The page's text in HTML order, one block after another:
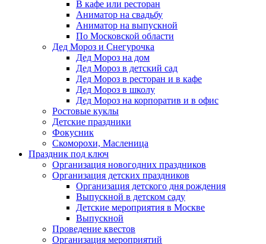
В кафе или ресторан
Аниматор на свадьбу
Аниматор на выпускной
По Московской области
Дед Мороз и Снегурочка
Дед Мороз на дом
Дед Мороз в детский сад
Дед Мороз в ресторан и в кафе
Дед Мороз в школу
Дед Мороз на корпоратив и в офис
Ростовые куклы
Детские праздники
Фокусник
Скоморохи, Масленица
Праздник под ключ
Организация новогодних праздников
Организация детских праздников
Организация детского дня рождения
Выпускной в детском саду
Детские мероприятия в Москве
Выпускной
Проведение квестов
Организация мероприятий